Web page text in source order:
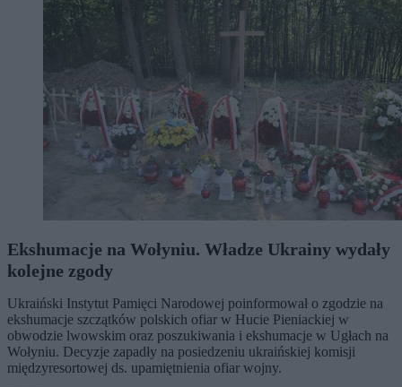
Ekshumacje na Wołyniu. Władze Ukrainy wydały
kolejne zgody
Ukraiński Instytut Pamięci Narodowej poinformował o zgodzie na
ekshumacje szczątków polskich ofiar w Hucie Pieniackiej w
obwodzie lwowskim oraz poszukiwania i ekshumacje w Ugłach na
Wołyniu. Decyzje zapadły na posiedzeniu ukraińskiej komisji
międzyresortowej ds. upamiętnienia ofiar wojny.